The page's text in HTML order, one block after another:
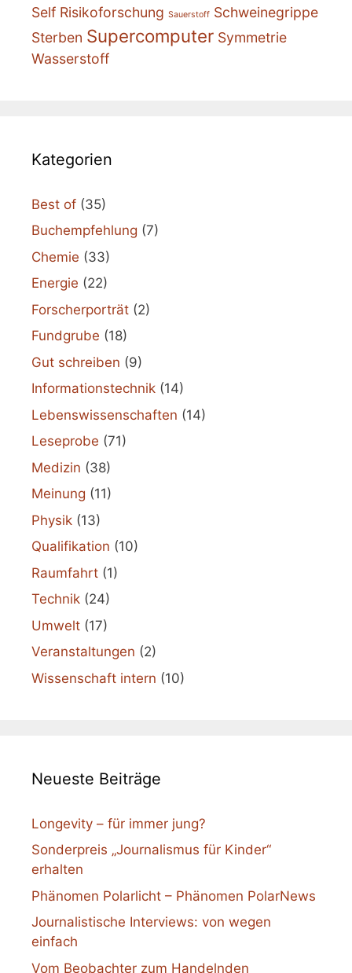
Self Risikoforschung Sauerstoff Schweinegrippe
Sterben Supercomputer Symmetrie
Wasserstoff
Kategorien
Best of (35)
Buchempfehlung (7)
Chemie (33)
Energie (22)
Forscherporträt (2)
Fundgrube (18)
Gut schreiben (9)
Informationstechnik (14)
Lebenswissenschaften (14)
Leseprobe (71)
Medizin (38)
Meinung (11)
Physik (13)
Qualifikation (10)
Raumfahrt (1)
Technik (24)
Umwelt (17)
Veranstaltungen (2)
Wissenschaft intern (10)
Neueste Beiträge
Longevity – für immer jung?
Sonderpreis „Journalismus für Kinder“
erhalten
Phänomen Polarlicht – Phänomen PolarNews
Journalistische Interviews: von wegen
einfach
Vom Beobachter zum Handelnden